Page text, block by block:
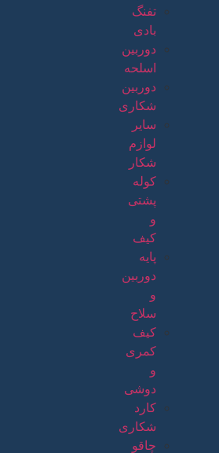
تفنگ
بادی
دوربین
اسلحه
دوربین
شکاری
سایر
لوازم
شکار
کوله
پشتی
و
کیف
پایه
دوربین
و
سلاح
کیف
کمری
و
دوشی
کارد
شکاری
چاقو